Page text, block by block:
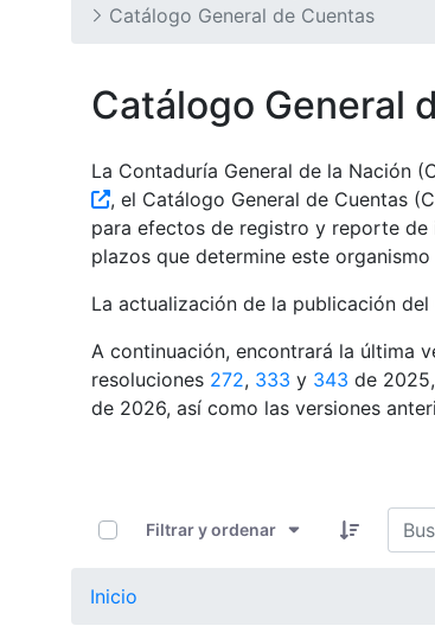
Catálogo General de Cuentas
Catálogo General
La Contaduría General de la Nación
, el Catálogo General de Cuentas
para efectos de registro y reporte de
plazos que determine este
La actualización de la publicación
A continuación, encontrará la última
resoluciones 272, 333 y 343 de
de 2026, así como las versiones
Filtrar y ordenar
Inicio